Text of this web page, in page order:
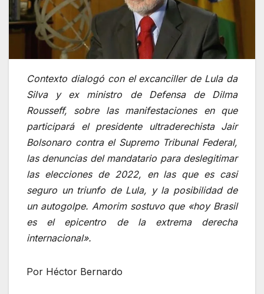
Contexto dialogó con el excanciller de Lula da
Silva y ex ministro de Defensa de Dilma
Rousseff, sobre las manifestaciones en que
participará el presidente ultraderechista Jair
Bolsonaro contra el Supremo Tribunal Federal,
las denuncias del mandatario para deslegitimar
las elecciones de 2022, en las que es casi
seguro un triunfo de Lula, y la posibilidad de
un autogolpe. Amorim sostuvo que «hoy Brasil
es el epicentro de la extrema derecha
internacional».
Por Héctor Bernardo